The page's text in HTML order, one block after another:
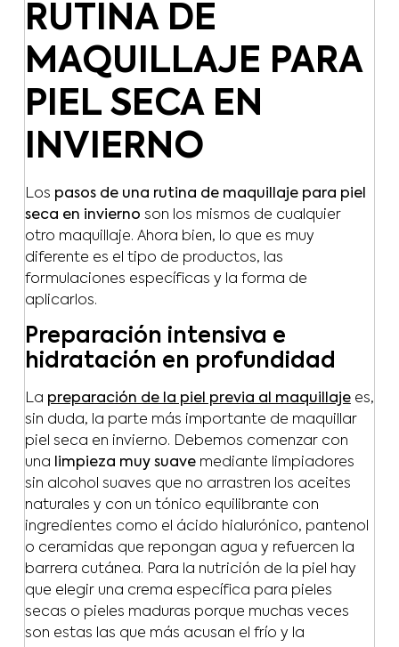
RUTINA DE
MAQUILLAJE PARA
PIEL SECA EN
INVIERNO
Los pasos de una rutina de maquillaje para piel
seca en invierno son los mismos de cualquier
otro maquillaje. Ahora bien, lo que es muy
diferente es el tipo de productos, las
formulaciones específicas y la forma de
aplicarlos.
Preparación intensiva e
hidratación en profundidad
La preparación de la piel previa al maquillajees,
sin duda, la parte más importante de maquillar
piel seca en invierno. Debemos comenzar con
una
limpieza muy suavemediante limpiadores
sin alcohol suaves que no arrastren los aceites
naturales y con un tónico equilibrante con
ingredientes como el ácido hialurónico, pantenol
o ceramidas que repongan agua y refuercen la
barrera cutánea. Para la nutrición de la piel hay
que elegir una crema específica para pieles
secas o pieles maduras porque muchas veces
son estas las que más acusan el frío y la